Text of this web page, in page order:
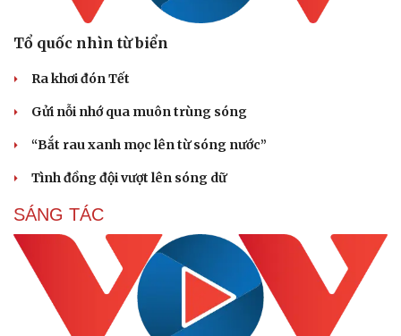
Tư vấn
Săn Tour
check-in
Đọc truyện đêm khuya
Cửa sổ tình yêu
Kể chuyện cho bé
Hạt giống tâm hồn
Tổ quốc nhìn từ biển
Ra khơi đón Tết
Gửi nỗi nhớ qua muôn trùng sóng
“Bắt rau xanh mọc lên từ sóng nước”
Tình đồng đội vượt lên sóng dữ
SÁNG TÁC